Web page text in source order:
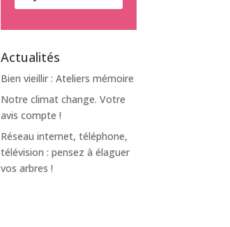
Actualités
Bien vieillir : Ateliers mémoire
Notre climat change. Votre
avis compte !
Réseau internet, téléphone,
télévision : pensez à élaguer
vos arbres !